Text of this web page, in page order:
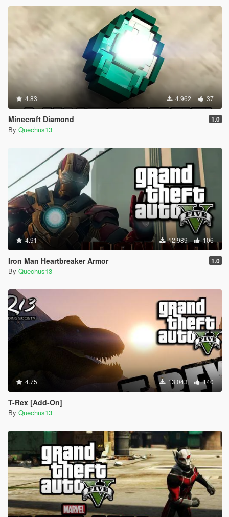
4.83 4.962 37
Minecraft Diamond 1.0
By Quechus13
4.91 12.989 106
Iron Man Heartbreaker Armor 1.0
By Quechus13
4.75 13.043 140
T-Rex [Add-On]
By Quechus13